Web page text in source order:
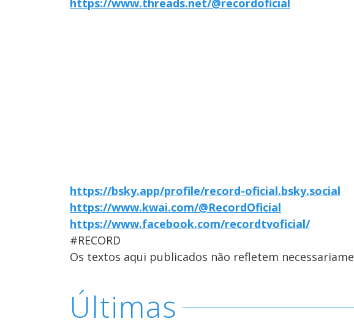
https://www.threads.net/@recordoficial
https://bsky.app/profile/record-oficial.bsky.social
https://www.kwai.com/@RecordOficial
https://www.facebook.com/recordtvoficial/
#RECORD
Os textos aqui publicados não refletem
Últimas